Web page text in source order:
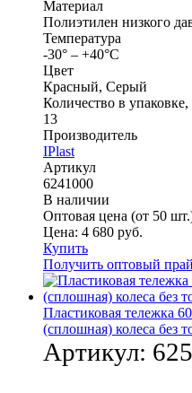
Материал
Полиэтилен низкого
Температура
-30° – +40°С
Цвет
Красный, Серый
Количество в
13
Производитель
IPlast
Артикул
6241000
В наличии
Оптовая цена (от 50
Цена: 4 680 руб.
Купить
Получить оптовый
Пластиковая тележка
(сплошная) колеса без
Артикул: